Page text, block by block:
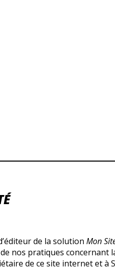
de la solutionMon
nos pratiques concernant
de ce site internet et à